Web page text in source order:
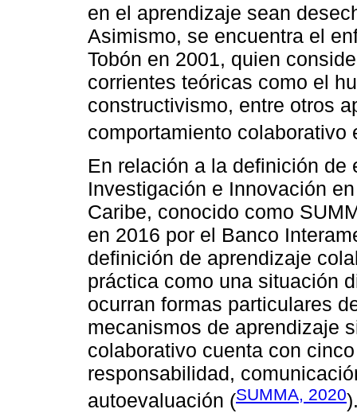
en el aprendizaje sean
Asimismo, se encuentra el
Tobón en 2001, quien
corrientes teóricas como el
constructivismo, entre otros
comportamiento colaborativo
En relación a la definición de
Investigación e Innovación
Caribe, conocido como
en 2016 por el Banco
definición de aprendizaje
práctica como una situación
ocurran formas particulares
mecanismos de aprendizaje
colaborativo cuenta con
responsabilidad,
autoevaluación (SUMMA, 2020